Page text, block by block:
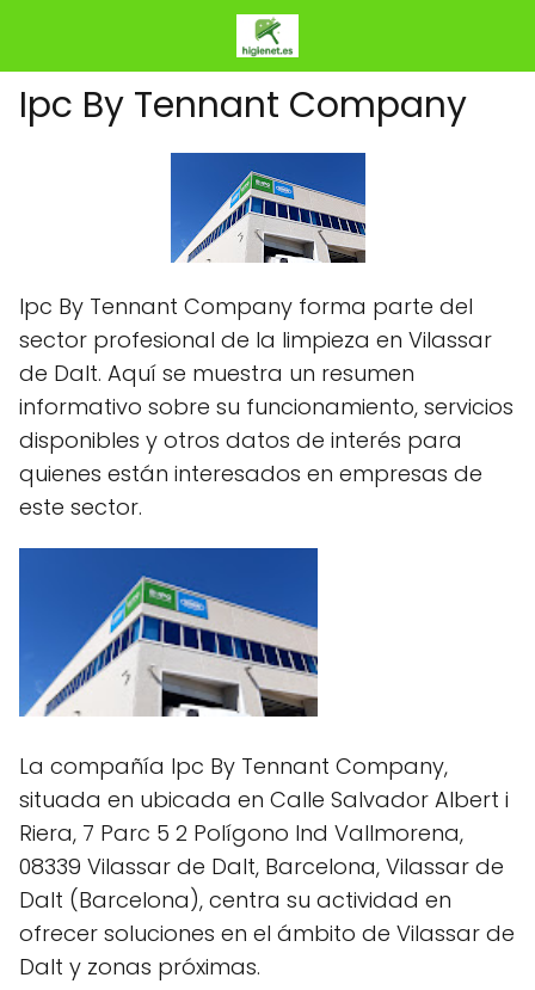
Ipc By Tennant Company
Ipc By Tennant Company forma parte del
sector profesional de la limpieza en Vilassar
de Dalt. Aquí se muestra un resumen
informativo sobre su funcionamiento, servicios
disponibles y otros datos de interés para
quienes están interesados en empresas de
este sector.
La compañía Ipc By Tennant Company,
situada en ubicada en Calle Salvador Albert i
Riera, 7 Parc 5 2 Polígono Ind Vallmorena,
08339 Vilassar de Dalt, Barcelona, Vilassar de
Dalt (Barcelona), centra su actividad en
ofrecer soluciones en el ámbito de Vilassar de
Dalt y zonas próximas.